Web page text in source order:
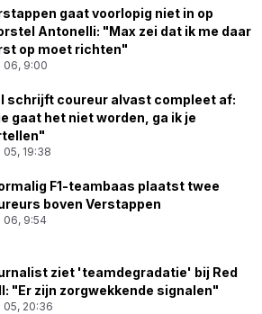
gaat voorlopig niet in op
Antonelli: "Max zei dat ik me daar
op moet richten"
06, 9:00
schrijft coureur alvast compleet af:
gaat het niet worden, ga ik je
05, 19:38
F1-teambaas plaatst twee
boven Verstappen
06, 9:54
ziet 'teamdegradatie' bij Red
"Er zijn zorgwekkende signalen"
05, 20:36